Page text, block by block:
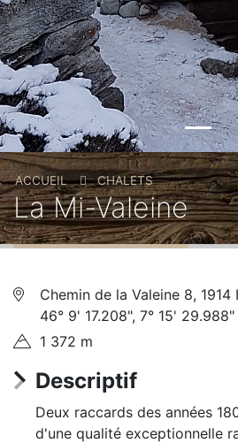
Fil
d'Ariane
ACCUEIL CHALETS
La Mi-Valeine
Chemin de la Valeine 8, 1914
46° 9' 17.208", 7° 15' 29.988"
1 372 m
Descriptif
Deux raccards des années
d'une qualité exceptionnelle